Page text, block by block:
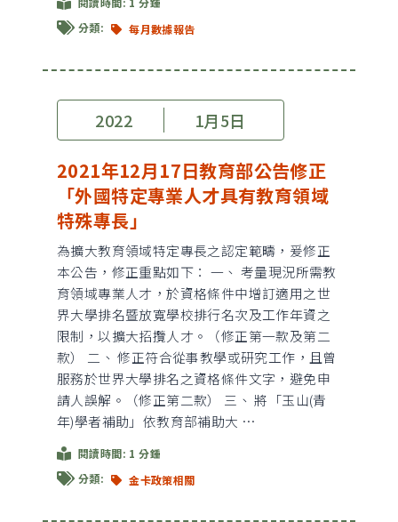
分類:
每月數據報告
2022 1月5日
2021年12月17日教育部公告修正
「外國特定專業人才具有教育領域
特殊專長」
為擴大教育領域特定專長之認定範疇，爰修正
本公告，修正重點如下： 一、 考量現況所需教
育領域專業人才，於資格條件中增訂適用之世
界大學排名暨放寬學校排行名次及工作年資之
限制，以擴大招攬人才。（修正第一款及第二
款） 二、 修正符合從事教學或研究工作，且曾
服務於世界大學排名之資格條件文字，避免申
請人誤解。（修正第二款） 三、 將「玉山(青
年)學者補助」依教育部補助大 …
閱讀時間: 1 分鍾
分類:
金卡政策相關